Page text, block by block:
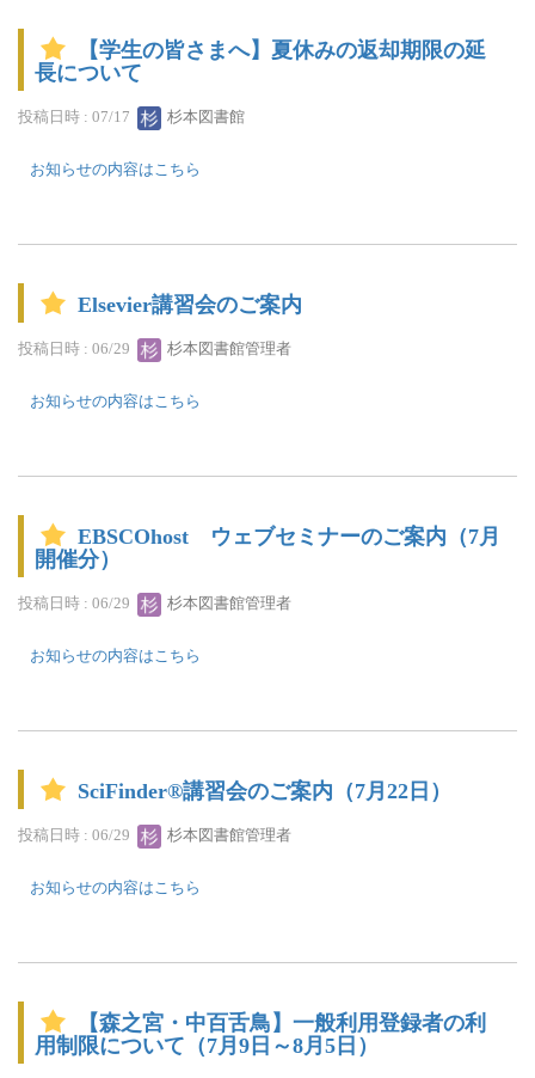
【学生の皆さまへ】夏休みの返却期限の延
長について
投稿日時 : 07/17 杉本図書館
お知らせの内容はこちら
Elsevier講習会のご案内
投稿日時 : 06/29 杉本図書館管理者
お知らせの内容はこちら
EBSCOhost ウェブセミナーのご案内（7月
開催分）
投稿日時 : 06/29 杉本図書館管理者
お知らせの内容はこちら
SciFinder®講習会のご案内（7月22日）
投稿日時 : 06/29 杉本図書館管理者
お知らせの内容はこちら
【森之宮・中百舌鳥】一般利用登録者の利
用制限について（7月9日～8月5日）